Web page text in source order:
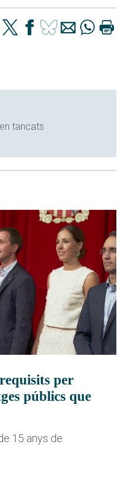
tancats
per
públics que
15 anys de